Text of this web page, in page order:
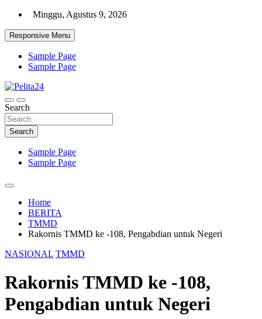
Skip
content
Minggu, Agustus 9, 2026
Responsive Menu
Sample Page
Sample Page
Pelita24
Aktual, Mendalam dan Terpercaya
Search
Search
Sample Page
Sample Page
Home
BERITA
TMMD
Rakornis TMMD ke -108, Pengabdian untuk Negeri
NASIONAL TMMD
Rakornis TMMD ke -108,
Pengabdian untuk Negeri